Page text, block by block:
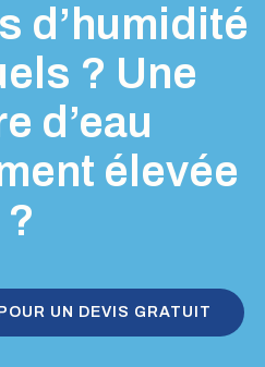
d’humidité
? Une
d’eau
élevée
?
UN DEVIS GRATUIT